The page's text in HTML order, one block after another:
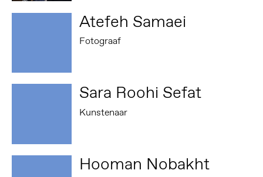
Atefeh Samaei
Fotograaf
Sara Roohi Sefat
Kunstenaar
Hooman Nobakht